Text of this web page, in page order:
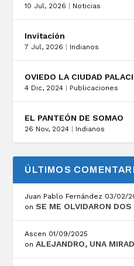
10 Jul, 2026 | Noticias
Invitación
7 Jul, 2026 | Indianos
OVIEDO LA CIUDAD
4 Dic, 2024 | Publicaciones
EL PANTEÓN DE SOMAO
26 Nov, 2024 | Indianos
ÚLTIMOS
Juan Pablo Fernández 03/02/
onSE ME OLVIDARON DOS
Ascen 01/09/2025
onALEJANDRO, UNA